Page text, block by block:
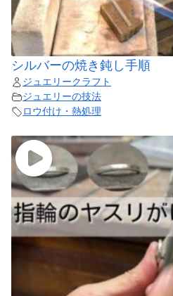
シルバーの焼き鈍し手順
ジュエリークラフト
ジュエリーの技法
ロウ付け・熱処理